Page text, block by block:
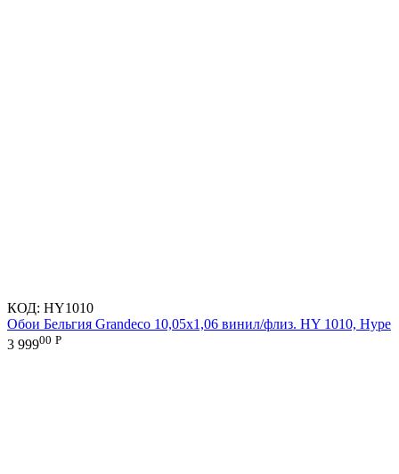
КОД: HY1010
Обои Бельгия Grandeco 10,05х1,06 винил/флиз. HY 1010, Hype
3 99900 Р